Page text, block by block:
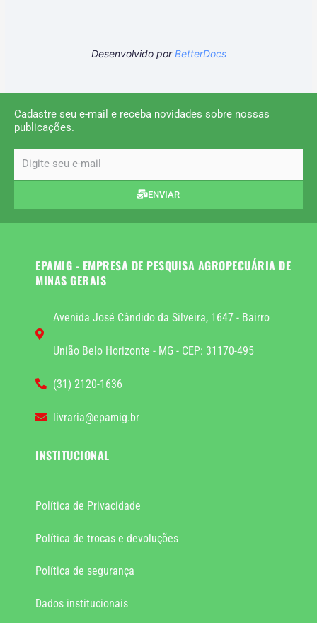
Desenvolvido porBetterDocs
Cadastre seu e-mail e receba novidades sobre nossas
publicações.
ENVIAR
EPAMIG - EMPRESA DE PESQUISA AGROPECUÁRIA DE
MINAS GERAIS
Avenida José Cândido da Silveira, 1647 - Bairro
União Belo Horizonte - MG - CEP: 31170-495
(31) 2120-1636
livraria@epamig.br
INSTITUCIONAL
Política de Privacidade
Política de trocas e devoluções
Política de segurança
Dados institucionais